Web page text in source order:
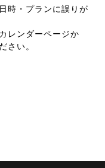
時・プランに誤りが
レンダーページか
さい。